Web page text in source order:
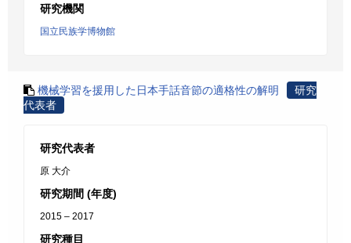
研究機関
国立民族学博物館
機械学習を援用した日本手話音節の適格性の解明
研究
代表者
研究代表者
原 大介
研究期間 (年度)
2015 – 2017
研究種目